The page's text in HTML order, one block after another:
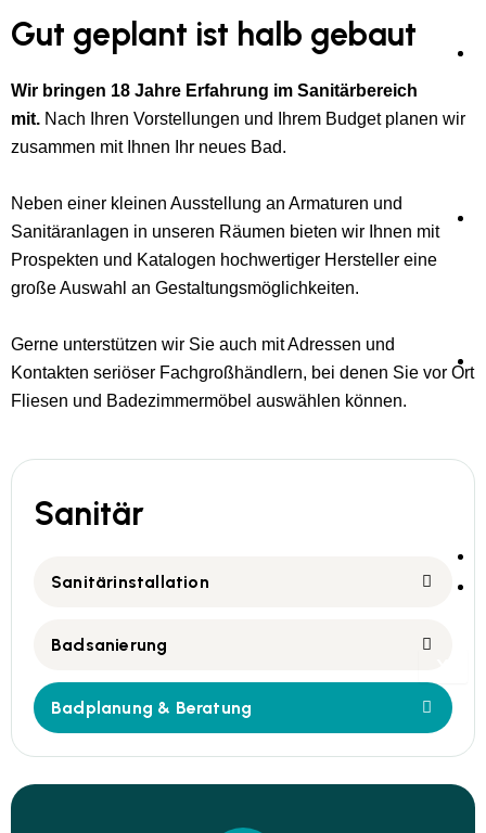
Gut geplant ist halb gebaut
Wir bringen 18 Jahre Erfahrung im Sanitärbereich
mit. Nach Ihren Vorstellungen und Ihrem Budget planen wir
zusammen mit Ihnen Ihr neues Bad.
Neben einer kleinen Ausstellung an Armaturen und
Sanitäranlagen in unseren Räumen bieten wir Ihnen mit
Prospekten und Katalogen hochwertiger Hersteller eine
große Auswahl an Gestaltungsmöglichkeiten.
Gerne unterstützen wir Sie auch mit Adressen und
Kontakten seriöser Fachgroßhändlern, bei denen Sie vor Ort
Fliesen und Badezimmermöbel auswählen können.
Sanitär
Sanitärinstallation
Badsanierung
Badplanung & Beratung